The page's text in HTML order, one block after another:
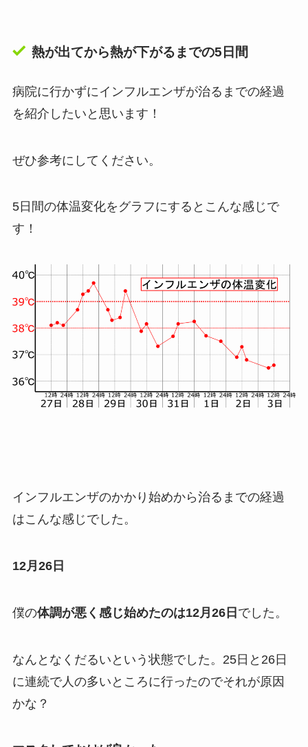
熱が出てから熱が下がるまでの5日間
病院に行かずにインフルエンザが治るまでの経過
を紹介したいと思います！
ぜひ参考にしてください。
5日間の体温変化をグラフにするとこんな感じで
す！
インフルエンザのかかり始めから治るまでの経過
はこんな感じでした。
12月26日
僕の体調が悪く感じ始めたのは12月26日 でした。
なんとなくだるいという状態でした。25日と26日
に連続で人の多いところに行ったのでそれが原因
かな？